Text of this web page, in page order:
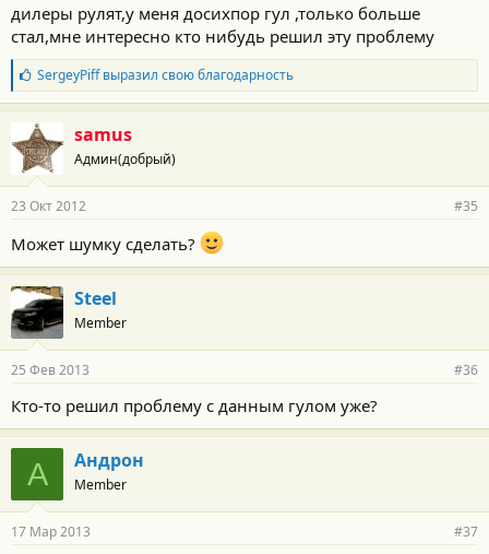
дилеры рулят,у меня досихпор гул ,только больше
стал,мне интересно кто нибудь решил эту проблему
Б
л
а
г
о
д
а
н
с
т
и
:
SergeyPiffвыразил свою благодарность
samus
Админ(добрый)
23 Окт 2012 #35
Может шумку сделать?
Steel
Member
25 Фев 2013 #36
Кто-то решил проблему с данным гулом уже?
А Андрон
Member
17 Мар 2013 #37